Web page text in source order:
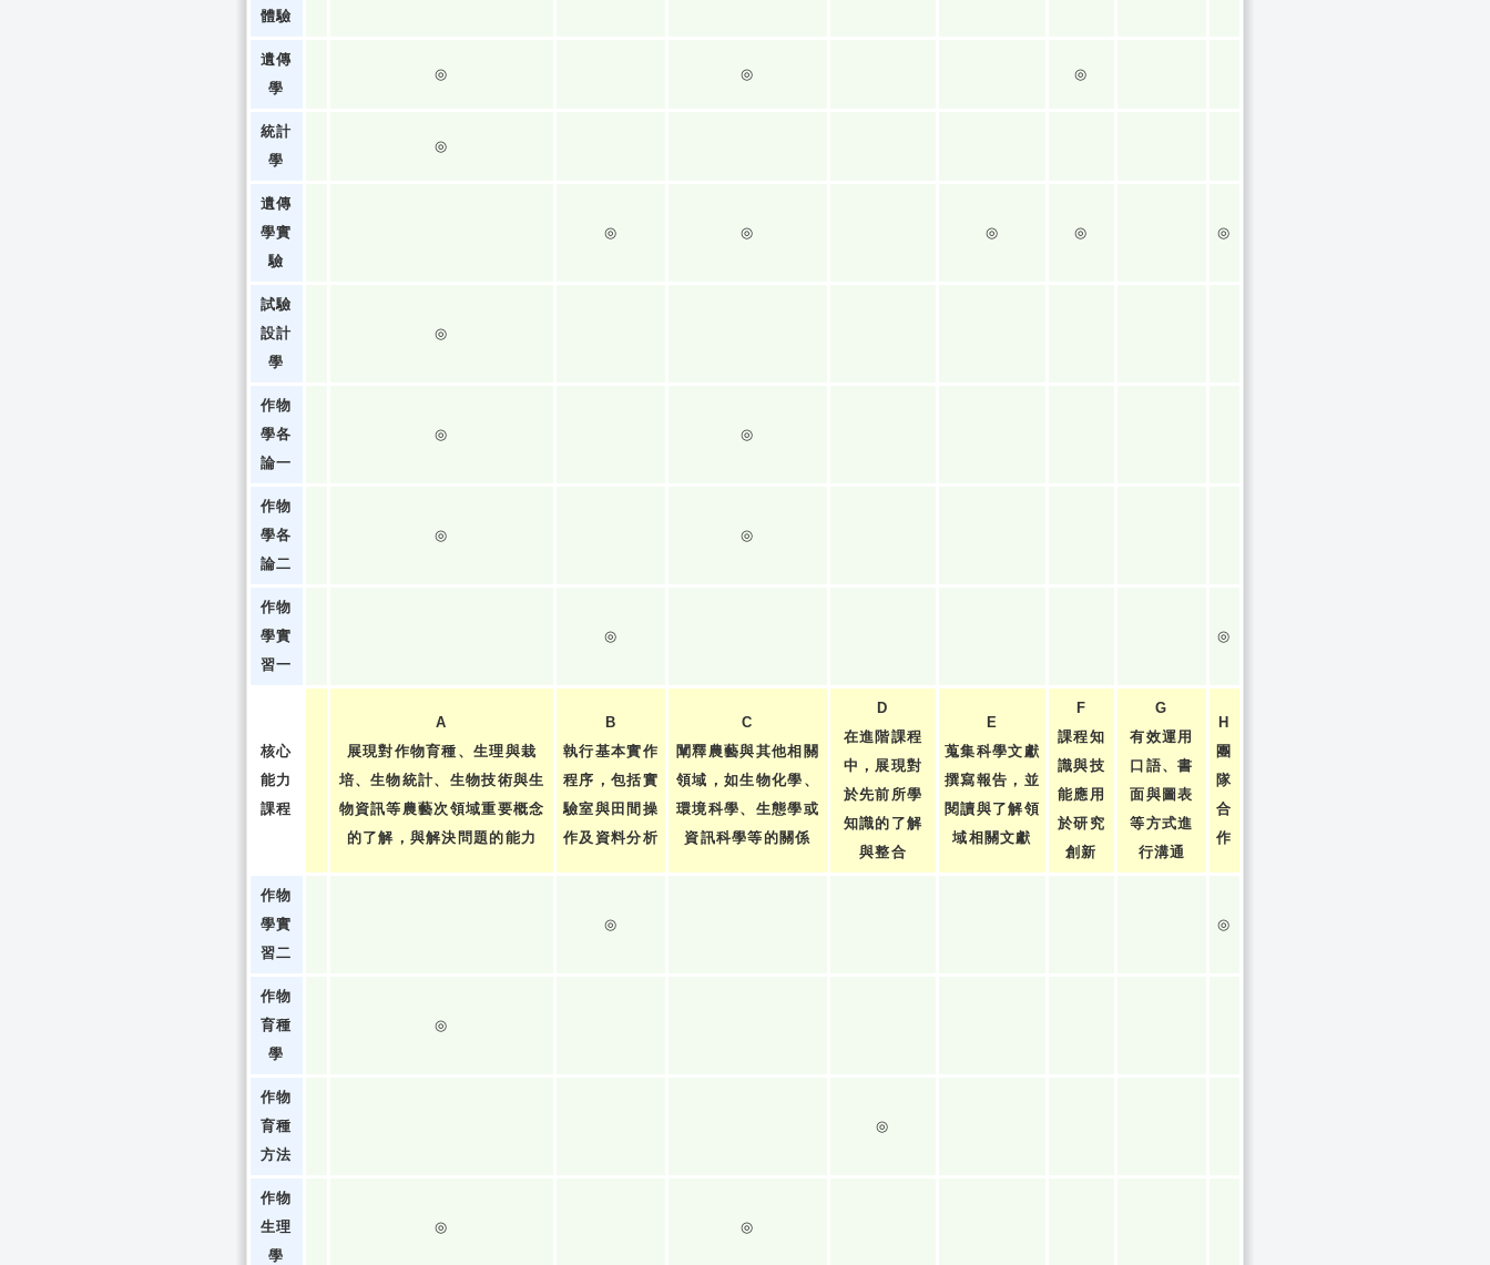
體驗
遺傳
學
◎ ◎ ◎
統計
學
◎
遺傳
學實
驗
◎ ◎ ◎ ◎ ◎
試驗
設計
學
◎
作物
學各
論一
◎ ◎
作物
學各
論二
◎ ◎
作物
學實
習一
◎ ◎
核心
能力
課程
A
展現對作物育種、生理與栽
培、生物統計、生物技術與生
物資訊等農藝次領域重要概念
的了解，與解決問題的能力
B
執行基本實作
程序，包括實
驗室與田間操
作及資料分析
C
闡釋農藝與其他相關
領域，如生物化學、
環境科學、生態學或
資訊科學等的關係
D
在進階課程
中，展現對
於先前所學
知識的了解
與整合
E
蒐集科學文獻
撰寫報告，並
閱讀與了解領
域相關文獻
F
課程知
識與技
能應用
於研究
創新
G
有效運用
口語、書
面與圖表
等方式進
行溝通
H
團
隊
合
作
作物
學實
習二
◎ ◎
作物
育種
學
◎
作物
育種
方法
◎
作物
生理
學
◎ ◎